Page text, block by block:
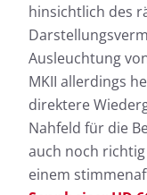
hinsichtlich des
Ausleuchtung
MKII allerdings
direktere
Nahfeld für die
auch noch
einem